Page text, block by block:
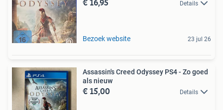
Details
Bezoek website 23 jul 26
Assassin's Creed Odyssey PS4 - Zo goed
als nieuw
€ 15,00 Details